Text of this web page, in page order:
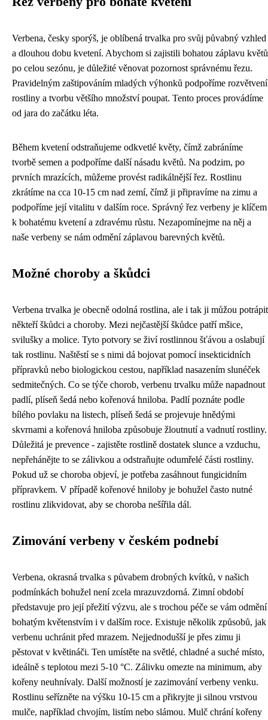
Verbena, česky sporýš, je oblíbená trvalka pro svůj půvabný vzhled
a dlouhou dobu kvetení. Abychom si zajistili bohatou záplavu květů
po celou sezónu, je důležité věnovat pozornost správnému řezu.
Pravidelným zaštipováním mladých výhonků podpoříme rozvětvení
rostliny a tvorbu většího množství poupat. Tento proces provádíme
od jara do začátku léta.
Během kvetení odstraňujeme odkvetlé květy, čímž zabráníme
tvorbě semen a podpoříme další násadu květů. Na podzim, po
prvních mrazících, můžeme provést radikálnější řez. Rostlinu
zkrátíme na cca 10-15 cm nad zemí, čímž ji připravíme na zimu a
podpoříme její vitalitu v dalším roce. Správný řez verbeny je klíčem
k bohatému kvetení a zdravému růstu. Nezapomínejme na něj a
naše verbeny se nám odmění záplavou barevných květů.
Možné choroby a škůdci
Verbena trvalka je obecně odolná rostlina, ale i tak ji můžou potrápit
někteří škůdci a choroby. Mezi nejčastější škůdce patří mšice,
svilušky a molice. Tyto potvory se živí rostlinnou šťávou a oslabují
tak rostlinu. Naštěstí se s nimi dá bojovat pomocí insekticidních
přípravků nebo biologickou cestou, například nasazením slunéček
sedmitečných. Co se týče chorob, verbenu trvalku může napadnout
padlí, plíseň šedá nebo kořenová hniloba. Padlí poznáte podle
bílého povlaku na listech, plíseň šedá se projevuje hnědými
skvrnami a kořenová hniloba způsobuje žloutnutí a vadnutí rostliny.
Důležitá je prevence - zajistěte rostlině dostatek slunce a vzduchu,
nepřehánějte to se zálivkou a odstraňujte odumřelé části rostliny.
Pokud už se choroba objeví, je potřeba zasáhnout fungicidním
přípravkem. V případě kořenové hniloby je bohužel často nutné
rostlinu zlikvidovat, aby se choroba nešířila dál.
Zimování verbeny v českém podnebí
Verbena, okrasná trvalka s půvabem drobných kvítků, v našich
podmínkách bohužel není zcela mrazuvzdorná. Zimní období
představuje pro její přežití výzvu, ale s trochou péče se vám odmění
bohatým květenstvím i v dalším roce. Existuje několik způsobů, jak
verbenu uchránit před mrazem. Nejjednodušší je přes zimu ji
pěstovat v květináči. Ten umístěte na světlé, chladné a suché místo,
ideálně s teplotou mezi 5-10 °C. Zálivku omezte na minimum, aby
kořeny neuhnívaly. Další možností je zazimování verbeny venku.
Rostlinu seřízněte na výšku 10-15 cm a přikryjte ji silnou vrstvou
mulče, například chvojím, listím nebo slámou. Mulč chrání kořeny